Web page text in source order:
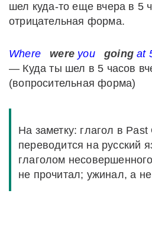
шел куда-то еще вчера в 5
отрицательная форма.
Where were you going at
— Куда ты шел в 5 часов
(вопросительная форма)
На заметку: глагол в
переводится на русский
глаголом
не прочитал; ужинал, а